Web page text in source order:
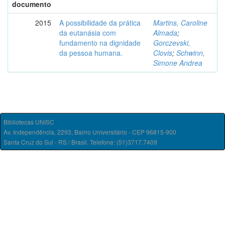
documento
2015
A possibilidade da prática
da eutanásia com
fundamento na dignidade
da pessoa humana.
Martins, Caroline
Almada;
Gorczevski,
Clovis; Schwinn,
Simone Andrea
Bibliotecas UNISC
Av. Independência, 2293, Bairro Universitário - CEP 96815-900
Santa Cruz do Sul - RS / Brasil. Telefone: (51)3717.7409